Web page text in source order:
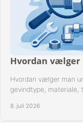
Hvordan
Hvordan vælger man
gevindtype, materiale,
8. juli 2026